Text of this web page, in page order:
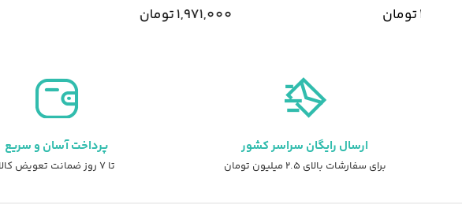
تومان 1,971,000تومان
ارسال رایگان سراسر کشور
برای سفارشات بالای ۲.۵ میلیون تومان
پرداخت آسان و سریع
تا ۷ روز ضمانت تعویض کالا